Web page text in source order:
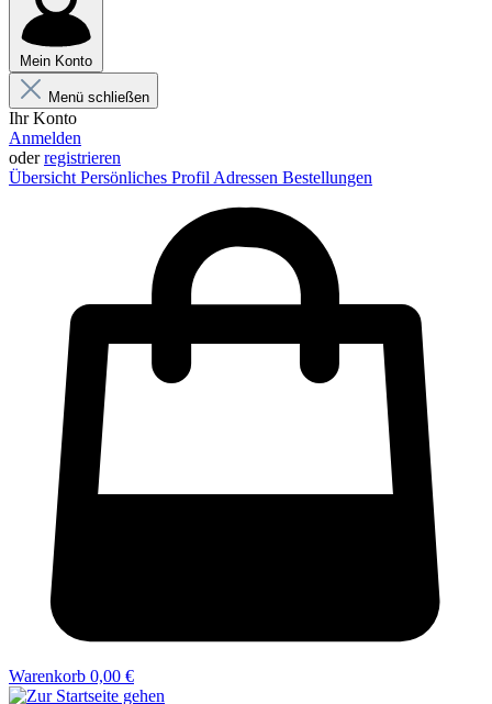
Mein Konto
Menü schließen
Ihr Konto
Anmelden
oderregistrieren
Übersicht Persönliches Profil Adressen Bestellungen
Warenkorb 0,00 €